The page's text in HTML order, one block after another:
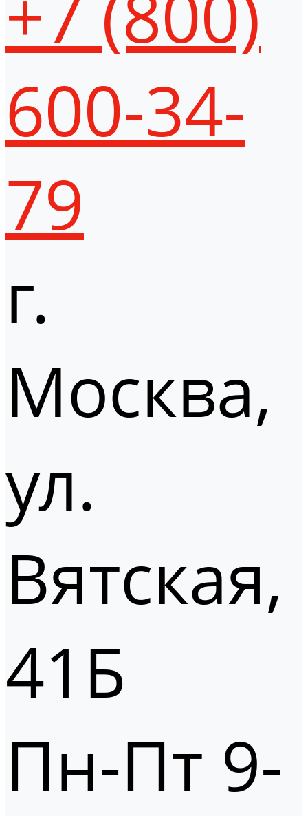
600-34-
79
г.
Москва,
ул.
Вятская,
41Б
Пн-Пт 9-